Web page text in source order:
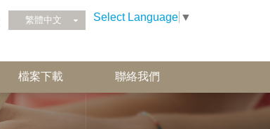
繁體中文 Select Language ▼
檔案下載 聯絡我們